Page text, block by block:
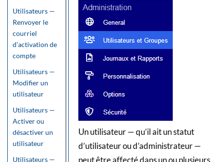
Utilisateurs —
Renvoyer le
courriel
d’activation de
compte
Utilisateurs —
Modifier un
utilisateur
Utilisateurs —
Activer ou
désactiver un
utilisateur
Utilisateurs —
Un utilisateur — qu’il ait un statut
d’utilisateur ou d’administrateur —
peut être affecté dans un ou plusieurs